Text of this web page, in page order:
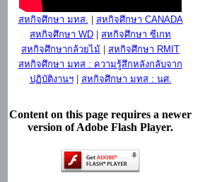
สหกิจศึกษา มทส.
สหกิจศึกษา CANADA
สหกิจศึกษา WD
สหกิจศึกษา ซีเกท
สหกิจศึกษากล้วยไม้
สหกิจศึกษา RMIT
สหกิจศึกษา มทส : ความรู้สึกหลังกลับจาก
ปฏิบัติงานฯ| สหกิจศึกษา มทส : นศ.
Content on this page requires a newer
version of Adobe Flash Player.